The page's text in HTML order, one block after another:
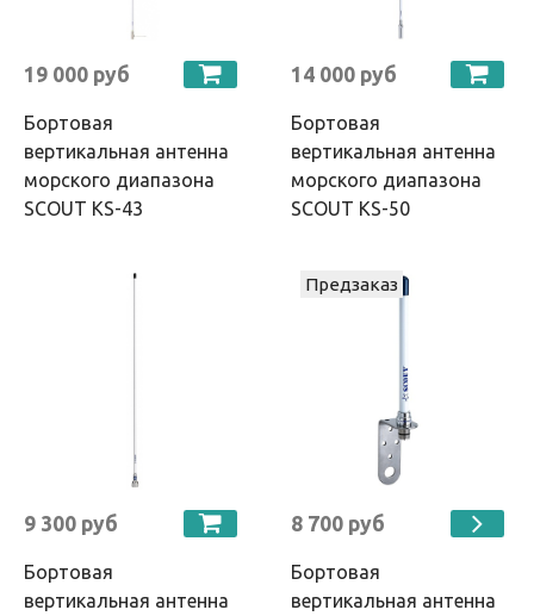
19 000 руб
Бортовая
вертикальная антенна
морского диапазона
SCOUT KS-43
14 000 руб
Бортовая
вертикальная антенна
морского диапазона
SCOUT KS-50
9 300 руб
Бортовая
вертикальная антенна
Предзаказ
8 700 руб
Бортовая
вертикальная антенна